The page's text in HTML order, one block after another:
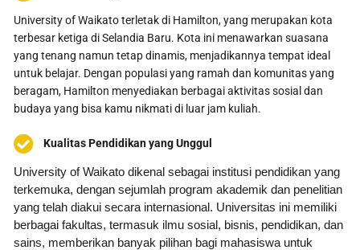
University of Waikato terletak di Hamilton, yang merupakan kota
terbesar ketiga di Selandia Baru. Kota ini menawarkan suasana
yang tenang namun tetap dinamis, menjadikannya tempat ideal
untuk belajar. Dengan populasi yang ramah dan komunitas yang
beragam, Hamilton menyediakan berbagai aktivitas sosial dan
budaya yang bisa kamu nikmati di luar jam kuliah.
Kualitas Pendidikan yang Unggul
University of Waikato dikenal sebagai institusi pendidikan yang
terkemuka, dengan sejumlah program akademik dan penelitian
yang telah diakui secara internasional. Universitas ini memiliki
berbagai fakultas, termasuk ilmu sosial, bisnis, pendidikan, dan
sains, memberikan banyak pilihan bagi mahasiswa untuk